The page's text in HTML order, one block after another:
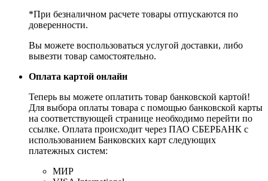
*При безналичном расчете товары отпускаются по
доверенности.
Вы можете воспользоваться услугой доставки, либо
вывезти товар самостоятельно.
Оплата картой онлайн
Теперь вы можете оплатить товар банковской картой!
Для выбора оплаты товара с помощью банковской карты
на соответствующей странице необходимо перейти по
ссылке. Оплата происходит через ПАО СБЕРБАНК с
использованием Банковских карт следующих
платежных систем:
МИР